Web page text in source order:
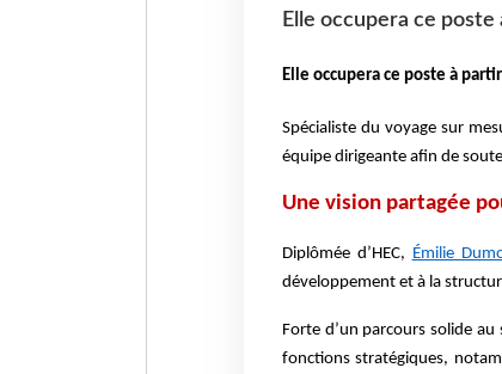
Elle occupera ce
Elle occupera ce poste à
Spécialiste du voyage sur
équipe dirigeante afin de
Une vision partagée
Diplômée d’HEC, Émilie
développement et à la
Forte d’un parcours solide
fonctions stratégiques,